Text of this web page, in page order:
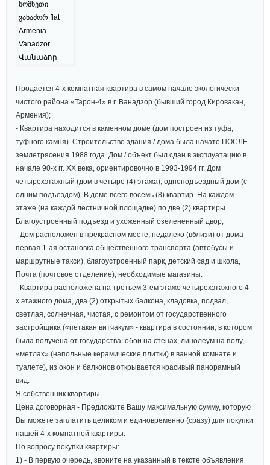
Продается 4-х комнатная квaртира в самом начале экологически
чистого района «Тарон-4» в г. Ванадзор (бывший город Кировакан,
Армения);
- Квартира находится в каменном доме (дом построен из туфа,
туфного камня). Строительство здания / дома была начато ПОСЛЕ
землетрясения 1988 года. Дом / объект был сдан в эксплуатацию в
начале 90-х гг. ХХ века, ориентировочно в 1993-1994 гг. Дом
четырехэтажный (дом в четыре (4) этажа), одноподъездный дом (с
одним подъездом). В доме всего восемь (8) квартир. На каждом
этаже (на каждой лестничной площадке) по две (2) квартиры.
Благоустроенный подъезд и ухоженный озелененный двор;
- Дом расположен в прекрасном месте, недалеко (вблизи) от дома
первая 1-ая остановка общественного транспорта (автобусы и
маршрутные такси), благоустроенный парк, детский сад и школа,
Почта (почтовое отделение), необходимые магазины.
- Квартира расположена на третьем 3-ем этаже четырехэтажного 4-
х этажного дома, два (2) открытых балкона, кладовка, подвал,
светлая, солнечная, чистая, с ремонтом от государственного
застройщика («петакан витчакум» - квартира в состоянии, в котором
была получена от государства: обои на стенах, линолеум на полу,
«метлах» (напольные керамические плитки) в ванной комнате и
туалете), из окон и балконов открывается красивый панорамный
вид.
Я собственник квартиры.
Цена договорная - Предложите Вашу максимальную сумму, которую
Вы можете заплатить целиком и единовременно (сразу) для покупки
нашей 4-х комнатной квартиры.
По вопросу покупки квартиры:
1) - В первую очередь, звоните на указанный в тексте объявления